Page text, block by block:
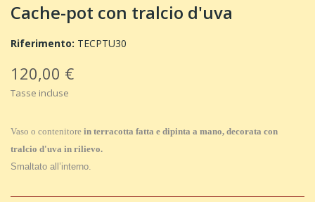
Cache-pot con tralcio d'uva
Riferimento: TECPTU30
120,00 €
Tasse incluse
Vaso o contenitore in terracotta fatta e dipinta a mano, decorata con
tralcio d'uva in rilievo.
Smaltato all’interno.